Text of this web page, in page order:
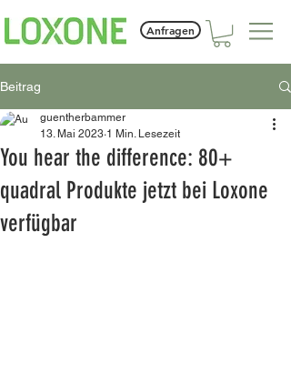
Anfragen
Beitrag
You hear the difference: 80+
quadral Produkte jetzt bei Loxone
verfügbar
guentherbammer
13. Mai 2023 1 Min. Lesezeit